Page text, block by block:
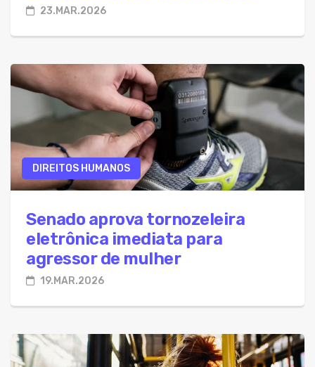
23.MAR.2026
DIREITOS HUMANOS
Senado aprova tornozeleira
eletrônica imediata para
agressor de mulher
19.MAR.2026